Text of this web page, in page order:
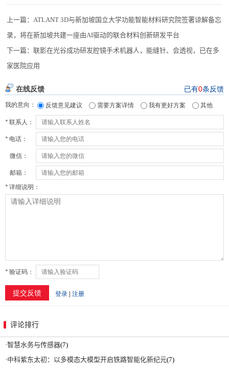
上一篇：ATLANT 3D与新加坡国立大学功能智能材料研究院签署谅解备忘
录，将在新加坡共建一座由AI驱动的联合材料创新研发平台
下一篇：联影在光谷成功研发腔镜手术机器人，能缝针、会透视，已在多
家医院应用
评论排行
·智慧水务与传感器(7)
·中科紫东太初：以多模态大模型开启铁路智能化新纪元(7)